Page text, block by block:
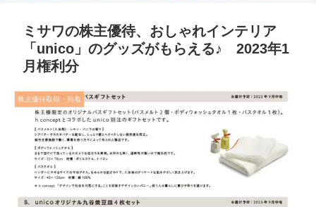
ミサワの株主優待、おしゃれインテリア
「unico」のグッズがもらえる♪ 2023年1
月権利分
株主優待取得・到着